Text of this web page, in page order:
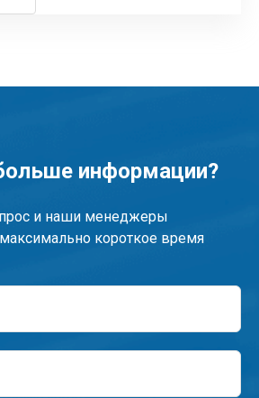
Последняя
информации?
и наши менеджеры
короткое время